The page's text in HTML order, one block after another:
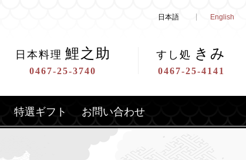
English
日本語
日本料理 鯉之助
0467-25-3740
すし処 きみ
0467-25-4141
特選ギフト お問い合わせ